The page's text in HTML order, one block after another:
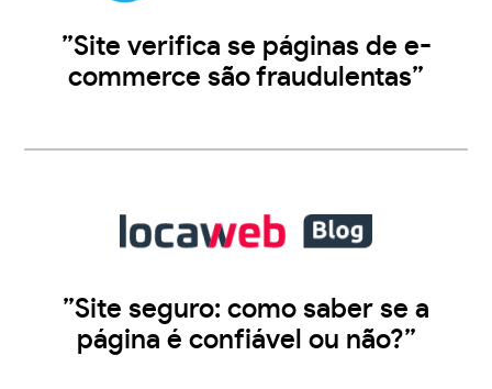
”Site verifica se páginas de e-
commerce são fraudulentas”
”Site seguro: como saber se a
página é confiável ou não?”